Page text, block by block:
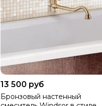
13 500 руб
Бронзовый настенный